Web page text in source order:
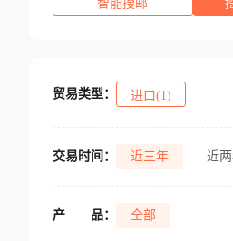
智能搜邮
贸易类型： 进口(1)
交易时间： 近三年 近
产 品： 全部